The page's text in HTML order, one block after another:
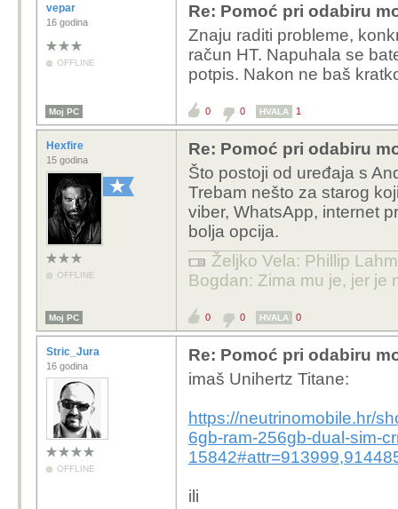
vepar
16 godina
OFFLINE
Re: Pomoć pri odabiru
Znaju raditi probleme,
račun HT. Napuhala se
potpis. Nakon ne baš
Moj PC 0 0 HVALA 1
Hexfire
15 godina
OFFLINE
Re: Pomoć pri odabiru
Što postoji od uređaja s
Trebam nešto za starog
viber, WhatsApp, internet
bolja opcija.
Željko Vela: Phillip
Bogdan: Zima mu je, jer je
Moj PC 0 0 HVALA 0
Stric_Jura
16 godina
OFFLINE
Re: Pomoć pri odabiru
imaš Unihertz Titane:
https://neutrinomobile.hr/
6gb-ram-256gb-dual-sim-
ili